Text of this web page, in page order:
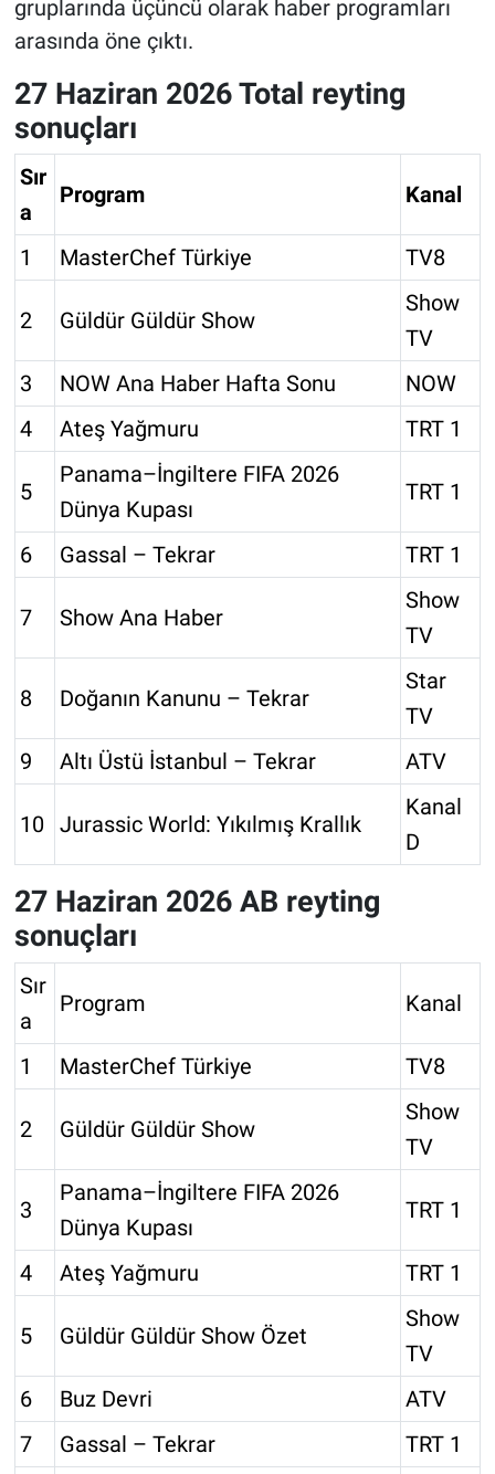
gruplarında üçüncü olarak haber programları
arasında öne çıktı.
27 Haziran 2026 Total reyting
sonuçları
Sır
a
Program Kanal
1 MasterChef Türkiye TV8
2 Güldür Güldür Show
Show
TV
3
NOW Ana Haber Hafta Sonu
NOW
4
Ateş Yağmuru TRT 1
5
Panama–İngiltere FIFA 2026
Dünya Kupası
TRT 1
6 Gassal – Tekrar TRT 1
7 Show Ana Haber
Show
TV
8 Doğanın Kanunu – Tekrar
Star
TV
9
Altı Üstü İstanbul – Tekrar ATV
10 Jurassic World: Yıkılmış Krallık
Kanal
D
27 Haziran 2026 AB reyting
sonuçları
Sır
a
Program Kanal
1 MasterChef Türkiye TV8
2 Güldür Güldür Show
Show
TV
3
Panama–İngiltere FIFA 2026
Dünya Kupası
TRT 1
4 Ateş Yağmuru TRT 1
5 Güldür Güldür Show Özet
Show
TV
6
Buz Devri
ATV
7
Gassal – Tekrar TRT 1